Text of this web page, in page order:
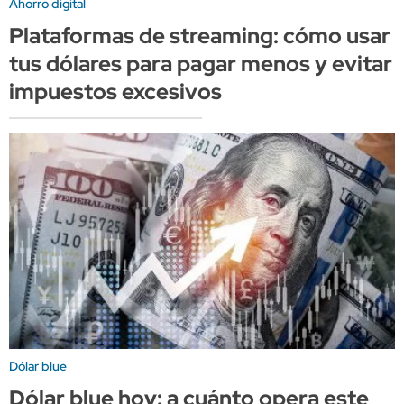
Ahorro digital
Plataformas de streaming: cómo usar
tus dólares para pagar menos y evitar
impuestos excesivos
Dólar blue
Dólar blue hoy: a cuánto opera este